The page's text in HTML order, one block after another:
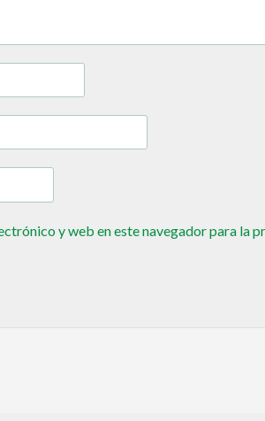
y web en este navegador para la